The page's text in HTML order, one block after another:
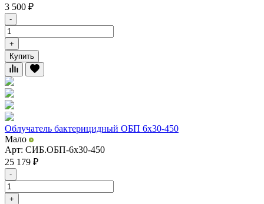
3 500 ₽
-
+
Купить
Облучатель бактерицидный ОБП 6х30-450
Мало
Арт: СИБ.ОБП-6x30-450
25 179 ₽
-
+